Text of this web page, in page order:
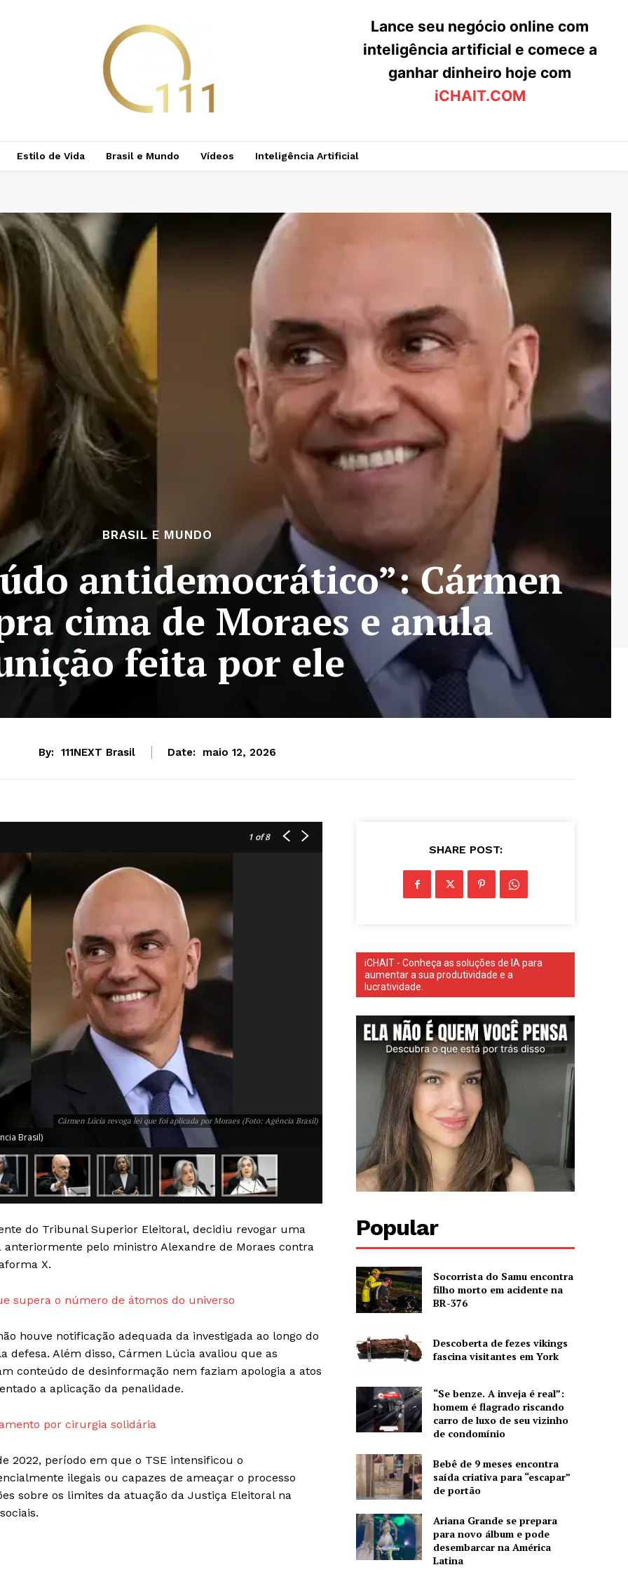
PRO
NOW
Company
Anuncie
Contato
Política de Privacidade e Cookies
Lance seu negócio online com
inteligência artificial e comece a
ganhar dinheiro hoje com
iCHAIT.COM
Estilo de Vida Brasil e Mundo Vídeos Inteligência Artificial
BRASIL E MUNDO
antidemocrático”: Cármen
cima de Moraes e anula
feita por ele
By: 111NEXT Brasil Date: maio 12, 2026
1 of 8
Cármen Lúcia revoga lei que foi aplicada por Moraes (Foto: Agência Brasil)
Brasil)
Nesta semana, a ministra Cármen Lúcia, presidente do Tribunal Superior Eleitoral,
anteriormente pelo ministro Alexandre de Moraes contra Rita de Cássia Serrão,
Nesta semana, a ministra Cármen Lúcia, presidente do Tribunal
aplicada anteriormente pelo ministro Alexandre de Moraes contra Rita
do Tribunal Superior Eleitoral, decidiu revogar uma
anteriormente pelo ministro Alexandre de Moraes contra
X.
supera o número de átomos do universo
houve notificação adequada da investigada ao longo do
Além disso, Cármen Lúcia avaliou que as
conteúdo de desinformação nem faziam apologia a atos
a aplicação da penalidade.
por cirurgia solidária
2022, período em que o TSE intensificou o
ilegais ou capazes de ameaçar o processo
sobre os limites da atuação da Justiça Eleitoral na
SHARE POST:
iCHAIT - Conheça as soluções de IA para
aumentar a sua produtividade e a
lucratividade.
Popular
Socorrista do Samu encontra
filho morto em acidente na
BR-376
Descoberta de fezes vikings
fascina visitantes em York
“Se benze. A inveja é real”:
homem é flagrado riscando
carro de luxo de seu vizinho
de condomínio
Bebê de 9 meses encontra
saída criativa para “escapar”
de portão
Ariana Grande se prepara
para novo álbum e pode
desembarcar na América
Latina